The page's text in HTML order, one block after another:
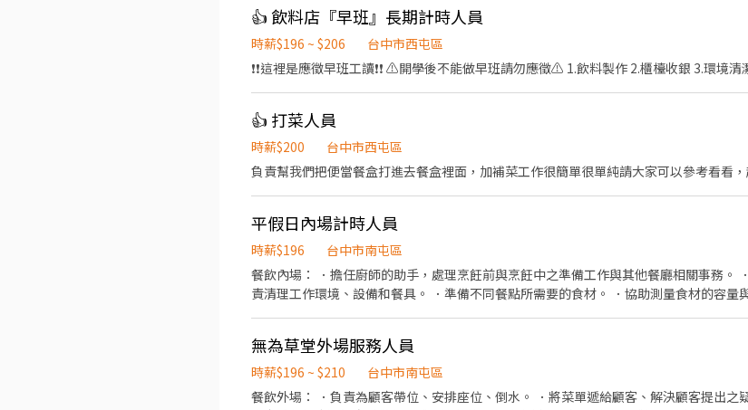
👍 飲料店『早班』長期計時人員
時薪$196 ~ $206
台中市西屯區
❗️❗️這裡是應徵早班工讀❗️❗️ ⚠️開學後不能做早班請勿應徵⚠️ 1.飲料製作 2.櫃檯收銀 3.環境
👍 打菜人員
時薪$200
台中市西屯區
負責幫我們把便當餐盒打進去餐盒裡面，加補菜工作很簡單很單純請大家可以參考看看
平假日內場計時人員
時薪$196
台中市南屯區
餐飲內場： ．擔任廚師的助手，處理烹飪前與烹飪中之準備工作與其他餐廳相關事務。
責清理工作環境、設備和餐具。 ．準備不同餐點所需要的食材。 ．協助測量食材的容量
無為草堂外場服務人員
時薪$196 ~ $210
台中市南屯區
餐飲外場： ．負責為顧客帶位、安排座位、倒水。 ．將菜單遞給顧客、解決顧客提出之